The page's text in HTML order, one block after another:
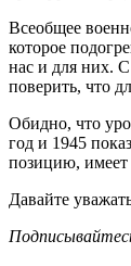
Всеобщее
которое
нас и для них.
поверить, что
Обидно, что
год и 1945
позицию, имеет
Давайте